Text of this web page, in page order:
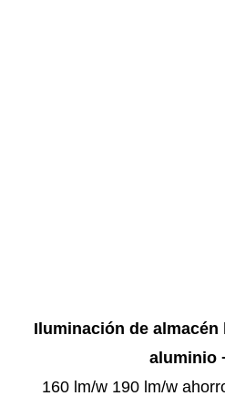
Iluminación de almacén
aluminio
160 lm/w 190 lm/w